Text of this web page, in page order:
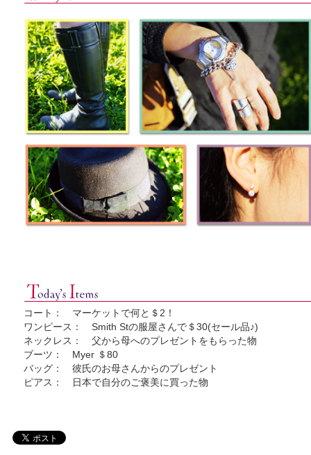
コート： マーケットで何と＄2！
ワンピース： Smith Stの服屋さんで＄30(セール品♪)
ネックレス： 父から母へのプレゼントをもらった物
ブーツ： Myer ＄80
バッグ： 彼氏のお母さんからのプレゼント
ピアス： 日本で自分のご褒美に買った物